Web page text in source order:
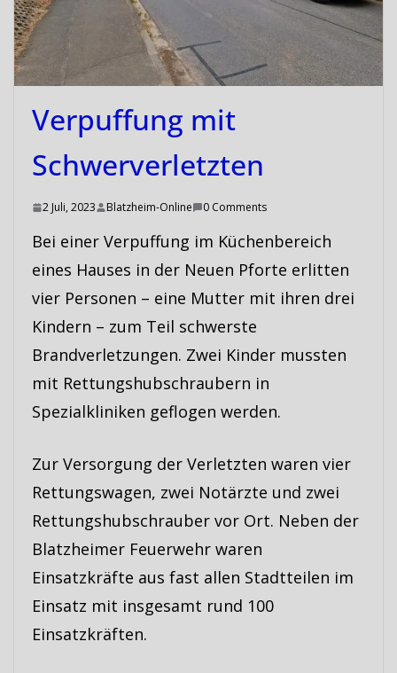
Verpuffung mit
Schwerverletzten
2 Juli, 2023 Blatzheim-Online 0 Comments
Bei einer Verpuffung im Küchenbereich
eines Hauses in der Neuen Pforte erlitten
vier Personen – eine Mutter mit ihren drei
Kindern – zum Teil schwerste
Brandverletzungen. Zwei Kinder mussten
mit Rettungshubschraubern in
Spezialkliniken geflogen werden.
Zur Versorgung der Verletzten waren vier
Rettungswagen, zwei Notärzte und zwei
Rettungshubschrauber vor Ort. Neben der
Blatzheimer Feuerwehr waren
Einsatzkräfte aus fast allen Stadtteilen im
Einsatz mit insgesamt rund 100
Einsatzkräften.